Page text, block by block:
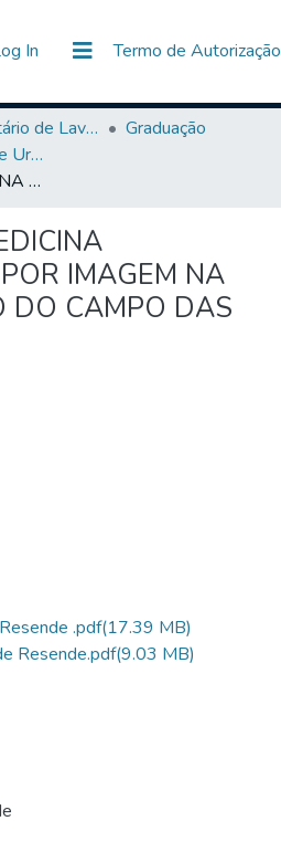
In (current) Termo de Autorização
& Collections
DSpace
Centro Universitário de Lavras-UNILAVRAS
Graduação
Portfólio-Arquitetura e Urbanismo
NÚCLEO EM MEDICINA DIAGNÓSTICA POR IMAGEM NA MESORREGIÃO DO CAMPO DAS VERTENTES
IMAGEM NA
DO CAMPO DAS
.pdf(17.39 MB)
Resende.pdf(9.03 MB)